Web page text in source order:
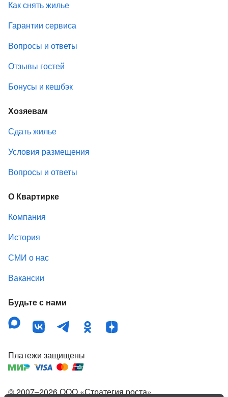
Как снять жилье
Гарантии сервиса
Вопросы и ответы
Отзывы гостей
Бонусы и кешбэк
Хозяевам
Сдать жилье
Условия размещения
Вопросы и ответы
О Квартирке
Компания
История
СМИ о нас
Вакансии
Будьте с нами
© 2007–2026ООО «Стратегия роста»,
Платежи защищены